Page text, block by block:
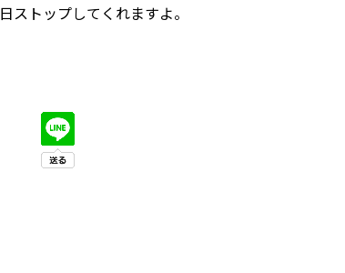
ストップしてくれますよ。